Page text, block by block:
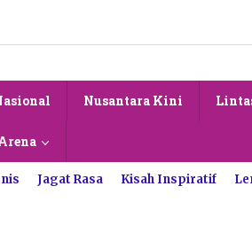
Nusantara Kini
Jagat Rasa Kisah Inspiratif